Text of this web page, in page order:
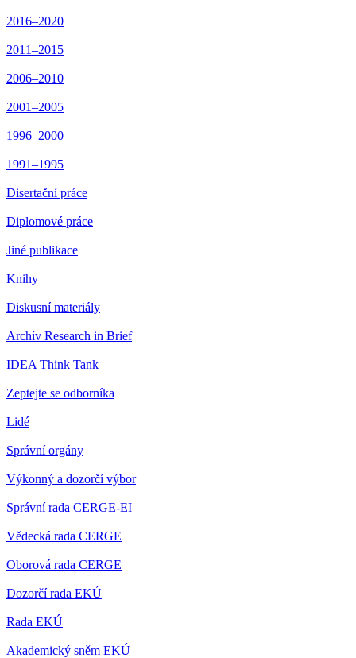
2016–2020
2011–2015
2006–2010
2001–2005
1996–2000
1991–1995
Disertační práce
Diplomové práce
Jiné publikace
Knihy
Diskusní materiály
Archív Research in Brief
IDEA Think Tank
Zeptejte se odborníka
Lidé
Správní orgány
Výkonný a dozorčí výbor
Správní rada CERGE-EI
Vědecká rada CERGE
Oborová rada CERGE
Dozorčí rada EKÚ
Rada EKÚ
Akademický sněm EKÚ